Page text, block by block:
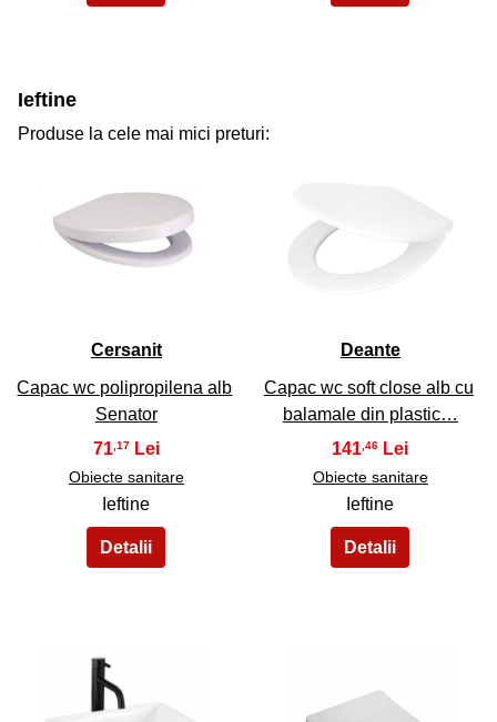
Ieftine
Produse la cele mai mici preturi:
31
Cersanit
Capac wc polipropilena alb
Senator
71,17
Obiecte sanitare
Ieftine
Deante
Capac wc soft close alb cu
balamale din plastic…
141,46
Obiecte sanitare
Ieftine